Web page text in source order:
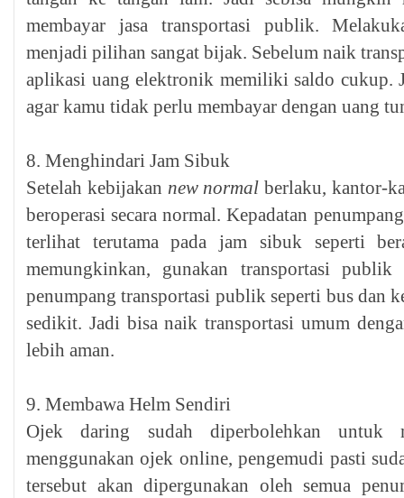
membayar jasa transportasi publik.
menjadi pilihan sangat bijak. Sebelum naik
aplikasi uang elektronik memiliki saldo cukup.
agar kamu tidak perlu membayar dengan uang
8. Menghindari Jam Sibuk
Setelah kebijakan new normal berlaku, kantor-
beroperasi secara normal. Kepadatan
terlihat terutama pada jam sibuk seperti
memungkinkan, gunakan transportasi
penumpang transportasi publik seperti bus dan
sedikit. Jadi bisa naik transportasi umum
lebih aman.
9. Membawa Helm Sendiri
Ojek daring sudah diperbolehkan untuk
menggunakan ojek online, pengemudi pasti
tersebut akan dipergunakan oleh semua